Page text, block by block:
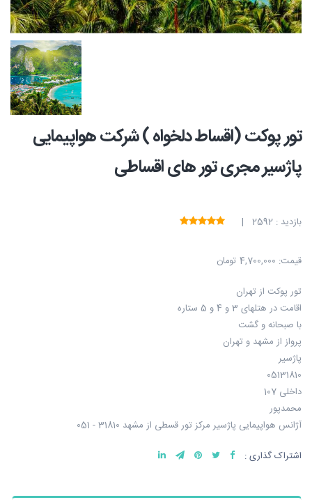
تور پوکت (اقساط دلخواه ) شرکت هواپیمایی
پاژسیر مجری تور های اقساطی
بازدید : 2592 |
قیمت: 4,700,000 تومان
تور پوکت از تهران
اقامت در هتلهای 3 و 4 و 5 ستاره
با صبحانه و گشت
پرواز از مشهد و تهران
پاژسیر
05131810
داخلی 107
محمدپور
آژانس هواپیمایی پاژسیر مرکز تور قسطی از مشهد 31810 - 051
اشتراک گذاری :